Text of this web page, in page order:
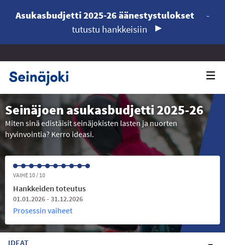
Asukasbudjetti 2025-26 äänestystulokset
-
tutustu hankkeisiin
Seinäjoen asukasbudjetti 2025-26
Miten sinä edistäisit seinäjokisten lasten ja nuorten
hyvinvointia? Kerro ideasi.
VAIHE 10 / 10
Hankkeiden toteutus
01.01.2026 - 31.12.2026
Prosessin vaiheet
IDEAT